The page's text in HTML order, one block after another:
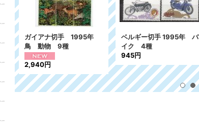
ガイアナ切手 1995年
鳥 動物 9種
2,940円
ベルギー切手 1995年 バ
イク 4種
945円